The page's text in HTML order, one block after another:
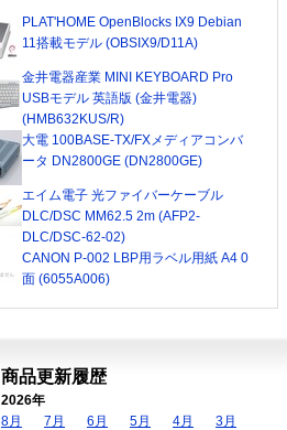
PLAT'HOME OpenBlocks IX9 Debian
11搭載モデル (OBSIX9/D11A)
金井電器産業 MINI KEYBOARD Pro
USBモデル 英語版 (金井電器)
(HMB632KUS/R)
大電 100BASE-TX/FXメディアコンバ
ータ DN2800GE (DN2800GE)
エイム電子 光ファイバーケーブル
DLC/DSC MM62.5 2m (AFP2-
DLC/DSC-62-02)
CANON P-002 LBP用ラベル用紙 A4 0
面 (6055A006)
商品更新履歴
2026年
8月
7月 6月 5月 4月
3月